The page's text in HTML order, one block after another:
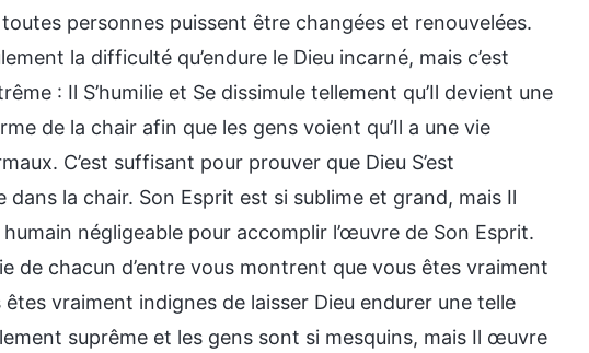
personnes puissent être changées et renouvelées.
la difficulté qu’endure le Dieu incarné, mais c’est
: Il S’humilie et Se dissimule tellement qu’Il devient une
de la chair afin que les gens voient qu’Il a une vie
C’est suffisant pour prouver que Dieu S’est
dans la chair. Son Esprit est si sublime et grand, mais Il
négligeable pour accomplir l’œuvre de Son Esprit.
de chacun d’entre vous montrent que vous êtes vraiment
vraiment indignes de laisser Dieu endurer une telle
suprême et les gens sont si mesquins, mais Il œuvre